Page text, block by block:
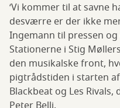
‘Vi kommer til at savne
desværre er der ikke
Ingemann til pressen
Stationerne i Stig
den musikalske front,
pigtrådstiden i starten af
Blackbeat og Les